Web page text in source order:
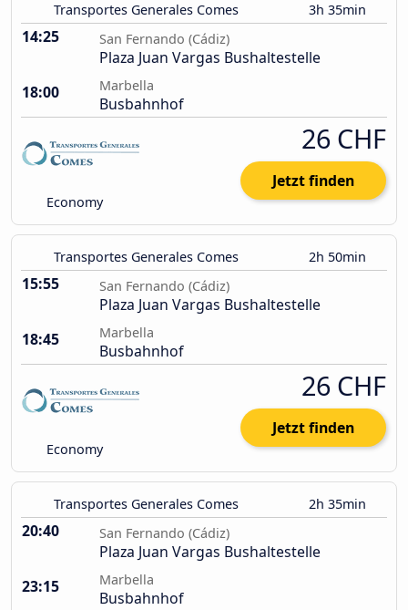
Transportes Generales Comes 3h 35min
14:25 San Fernando (Cádiz)
Plaza Juan Vargas Bushaltestelle
18:00
Marbella
Busbahnhof
Economy
26 CHF
Jetzt finden
Transportes Generales Comes 2h 50min
15:55 San Fernando (Cádiz)
Plaza Juan Vargas Bushaltestelle
18:45
Marbella
Busbahnhof
Economy
26 CHF
Jetzt finden
Transportes Generales Comes 2h 35min
20:40 San Fernando (Cádiz)
Plaza Juan Vargas Bushaltestelle
23:15
Marbella
Busbahnhof